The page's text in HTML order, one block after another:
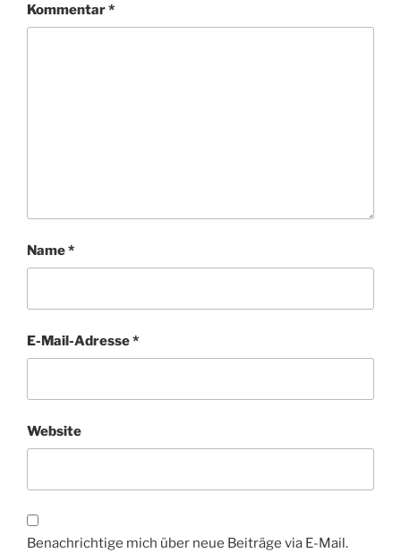
Kommentar*
Name*
E-Mail-Adresse*
Website
Benachrichtige mich über neue Beiträge via E-Mail.